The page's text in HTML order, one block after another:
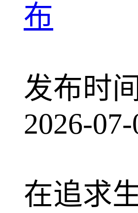
布
发布时间
2026-07-
在追求